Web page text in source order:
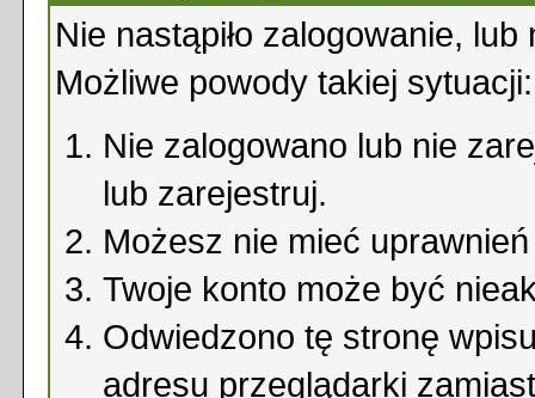
Nie nastąpiło zalogowanie,
Możliwe powody takiej sytuacji:
Nie zalogowano lub nie
lub zarejestruj.
Możesz nie mieć
Twoje konto może być
Odwiedzono tę stronę
adresu przeglądarki